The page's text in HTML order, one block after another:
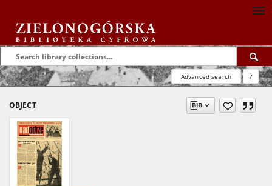
Advanced search ?
OBJECT